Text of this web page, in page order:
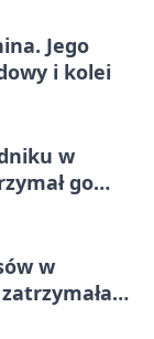
Jego
i kolei
w
go
w